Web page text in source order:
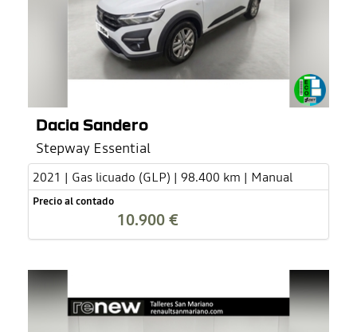
Dacia Sandero
Stepway Essential
2021 | Gas licuado (GLP) | 98.400 km | Manual
Precio al contado
10.900 €